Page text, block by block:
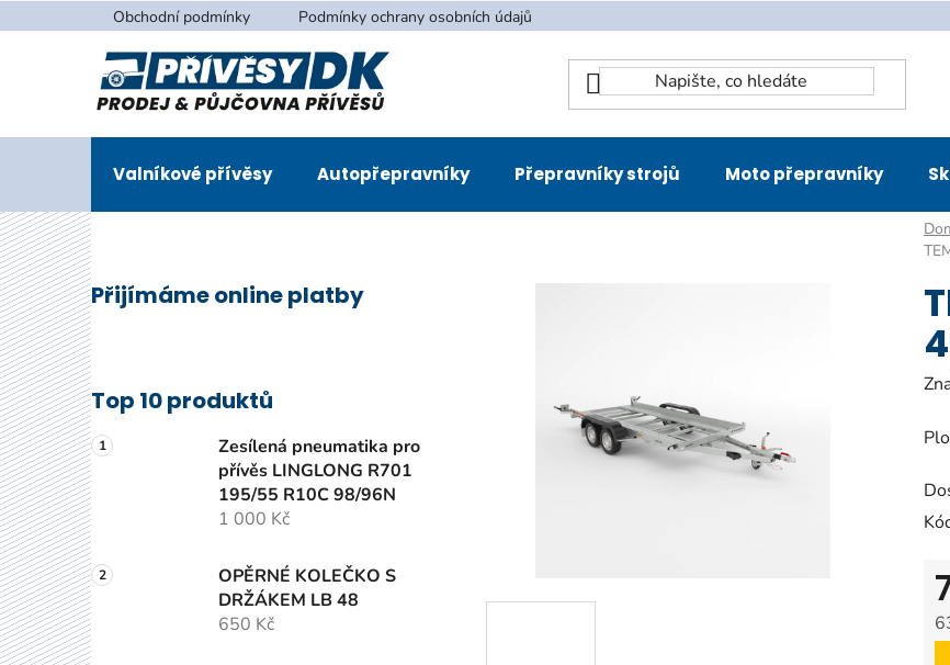
na
Obchodní podmínky Podmínky ochrany osobních údajů
Valníkové přívěsy Autopřepravníky Přepravníky strojů Moto přepravníky
P
o
s
t
r
a
n
n
í
p
a
n
e
l
Přijímáme online platby
Top 10 produktů
Zesílená pneumatika pro
přívěs LINGLONG R701
195/55 R10C 98/96N
1 000 Kč
OPĚRNÉ KOLEČKO S
DRŽÁKEM LB 48
650 Kč